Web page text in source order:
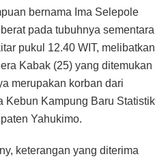
bernama Ima Selepole
pada tubuhnya sementara
pukul 12.40 WIT, melibatkan
Kabak (25) yang ditemukan
merupakan korban dari
Kebun Kampung Baru Statistik
Yahukimo.
keterangan yang diterima